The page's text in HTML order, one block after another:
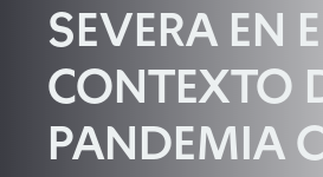
SEVERA EN
CONTEXTO
PANDEMIA